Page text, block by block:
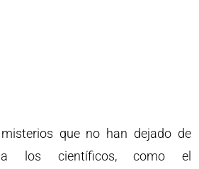
que no han dejado de
a los científicos, como el